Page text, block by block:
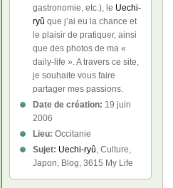
gastronomie, etc.), le Uechi-
ryû que j’ai eu la chance et
le plaisir de pratiquer, ainsi
que des photos de ma «
daily-life ». A travers ce site,
je souhaite vous faire
partager mes passions.
Date de création: 19 juin
2006
Lieu: Occitanie
Sujet: Uechi-ryû, Culture,
Japon, Blog, 3615 My Life